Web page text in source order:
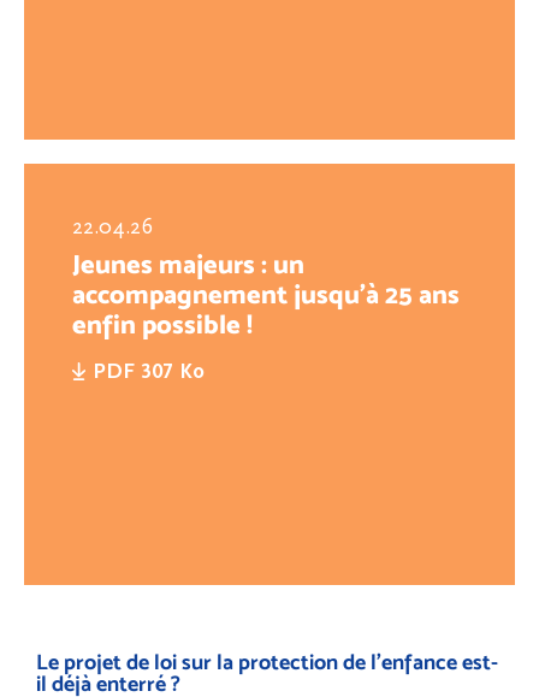
22.04.26
Jeunes majeurs : un
accompagnement jusqu’à 25 ans
enfin possible !
PDF 307 Ko
Le projet de loi sur la protection de l’enfance est-
il déjà enterré ?